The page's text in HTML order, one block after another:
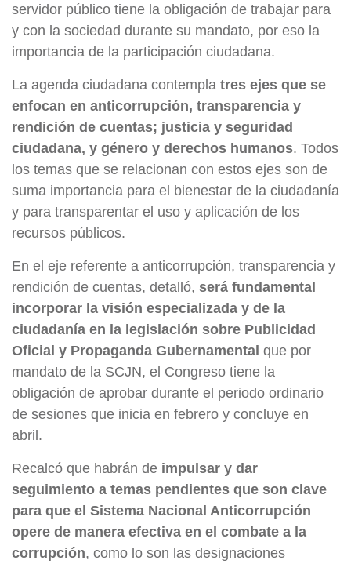
servidor público tiene la obligación de trabajar para
y con la sociedad durante su mandato, por eso la
importancia de la participación ciudadana.
La agenda ciudadana contempla tres ejes que se
enfocan en anticorrupción, transparencia y
rendición de cuentas; justicia y seguridad
ciudadana, y género y derechos humanos. Todos
los temas que se relacionan con estos ejes son de
suma importancia para el bienestar de la ciudadanía
y para transparentar el uso y aplicación de los
recursos públicos.
En el eje referente a anticorrupción, transparencia y
rendición de cuentas, detalló, será fundamental
incorporar la visión especializada y de la
ciudadanía en la legislación sobre Publicidad
Oficial y Propaganda Gubernamental que por
mandato de la SCJN, el Congreso tiene la
obligación de aprobar durante el periodo ordinario
de sesiones que inicia en febrero y concluye en
abril.
Recalcó que habrán de impulsar y dar
seguimiento a temas pendientes que son clave
para que el Sistema Nacional Anticorrupción
opere de manera efectiva en el combate a la
corrupción, como lo son las designaciones